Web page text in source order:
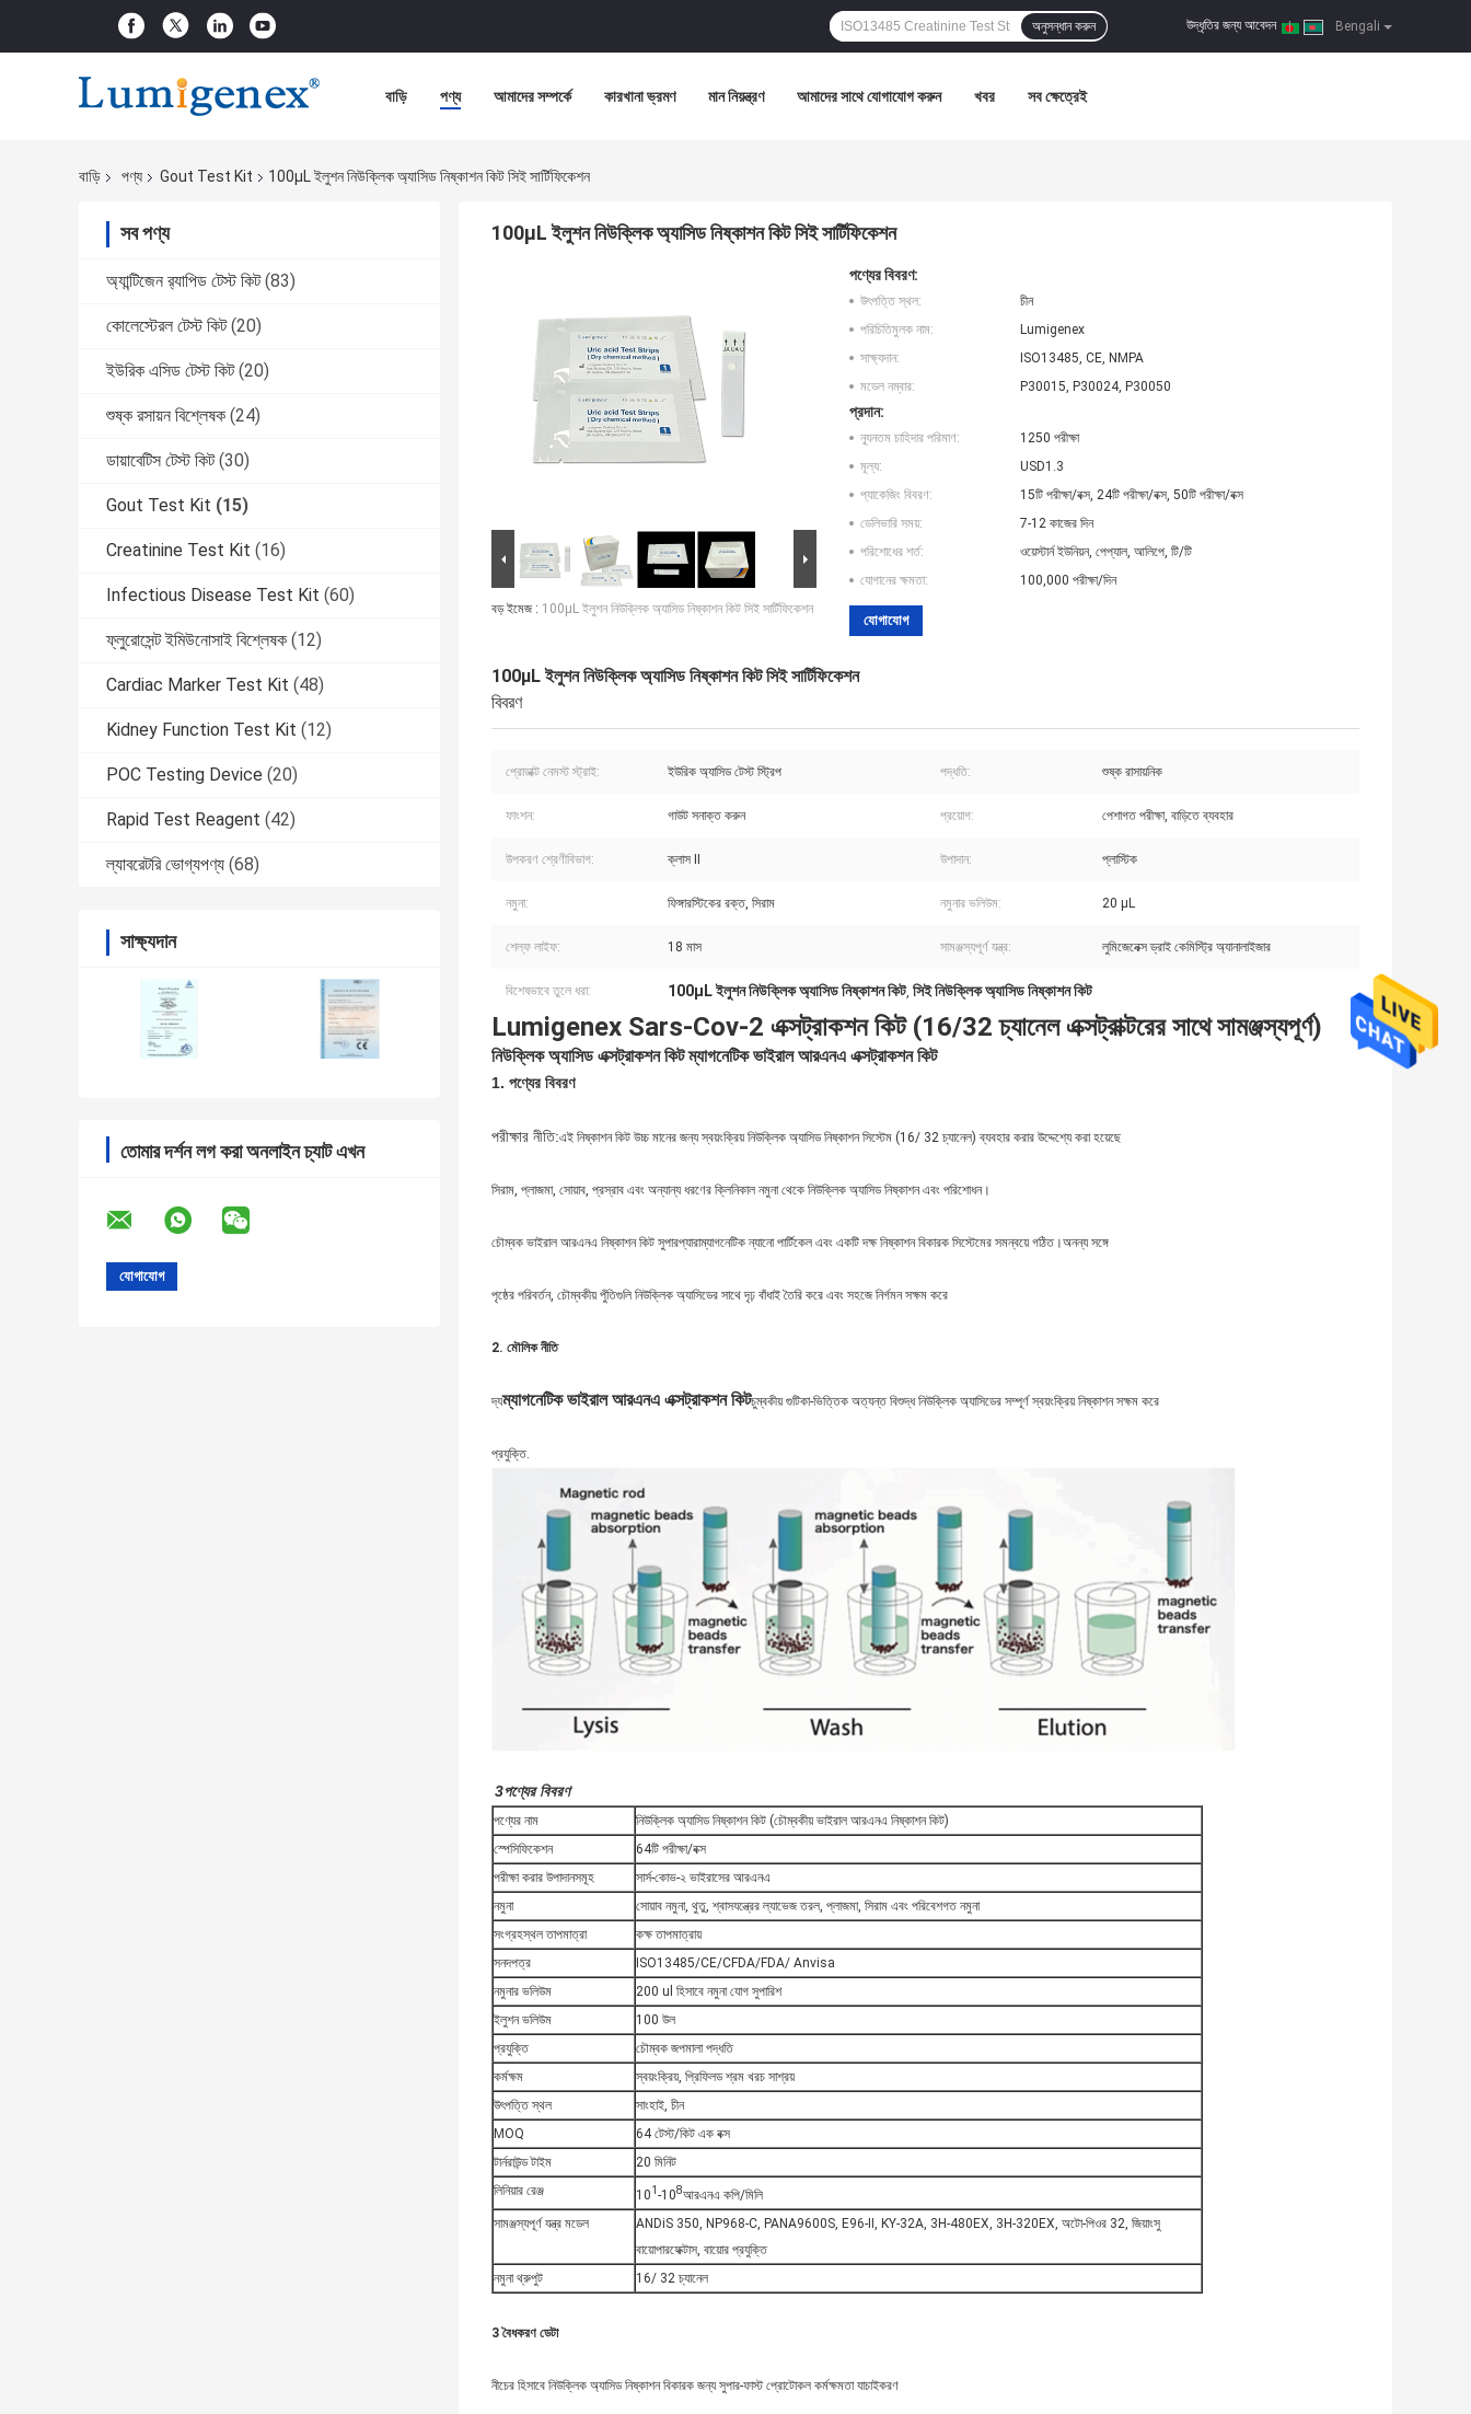
Bengali
উদ্ধৃতির জন্য আবেদন |
অনুসন্ধান করুন
বাড়ি পণ্য আমাদের সম্পর্কে কারখানা ভ্রমণ মান নিয়ন্ত্রণ আমাদের সাথে যোগাযোগ করুন খবর সব ক্ষেত্রেই
বাড়ি পণ্য Gout Test Kit 100μL ইলুশন নিউক্লিক অ্যাসিড নিষ্কাশন কিট সিই সার্টিফিকেশন
সব পণ্য
অ্যান্টিজেন র‌্যাপিড টেস্ট কিট (83)
কোলেস্টেরল টেস্ট কিট (20)
ইউরিক এসিড টেস্ট কিট (20)
শুষ্ক রসায়ন বিশ্লেষক (24)
ডায়াবেটিস টেস্ট কিট (30)
Gout Test Kit (15)
Creatinine Test Kit (16)
Infectious Disease Test Kit (60)
ফ্লুরোসেন্ট ইমিউনোসাই বিশ্লেষক (12)
Cardiac Marker Test Kit (48)
Kidney Function Test Kit (12)
POC Testing Device (20)
Rapid Test Reagent (42)
ল্যাবরেটরি ভোগ্যপণ্য (68)
সাক্ষ্যদান
তোমার দর্শন লগ করা অনলাইন চ্যাট এখন
100μL ইলুশন নিউক্লিক অ্যাসিড নিষ্কাশন কিট সিই সার্টিফিকেশন
বড় ইমেজ : 100μL ইলুশন নিউক্লিক অ্যাসিড নিষ্কাশন কিট সিই সার্টিফিকেশন
পণ্যের বিবরণ:
উৎপত্তি স্থল:
চীন
পরিচিতিমুলক নাম:
Lumigenex
সাক্ষ্যদান:
ISO13485, CE, NMPA
মডেল নম্বার:
P30015, P30024, P30050
প্রদান:
ন্যূনতম চাহিদার পরিমাণ:
1250 পরীক্ষা
মূল্য:
USD1.3
প্যাকেজিং বিবরণ:
15টি পরীক্ষা/বক্স, 24টি পরীক্ষা/বক্স, 50টি পরীক্ষা/বক্স
ডেলিভারি সময়:
7-12 কাজের দিন
পরিশোধের শর্ত:
ওয়েস্টার্ন ইউনিয়ন, পেপ্যাল, আলিপে, টি/টি
যোগানের ক্ষমতা:
100,000 পরীক্ষা/দিন
যোগাযোগ
100μL ইলুশন নিউক্লিক অ্যাসিড নিষ্কাশন কিট সিই সার্টিফিকেশন
বিবরণ
প্রোডাক্ট নেমস্ট স্ট্রাই: ইউরিক অ্যাসিড টেস্ট স্ট্রিপ পদ্ধতি: শুষ্ক রাসায়নিক
ফাংশন: গাউট সনাক্ত করুন প্রয়োগ: পেশাগত পরীক্ষা, বাড়িতে ব্যবহার
উপকরণ শ্রেণীবিভাগ: ক্লাস II উপাদান: প্লাস্টিক
নমুনা: ফিঙ্গারস্টিকের রক্ত, সিরাম নমুনার ভলিউম: 20 μL
শেল্ফ লাইফ: 18 মাস সামঞ্জস্যপূর্ণ যন্ত্র: লুমিজেনেক্স ড্রাই কেমিস্ট্রি অ্যানালাইজার
বিশেষভাবে তুলে ধরা: 100μL ইলুশন নিউক্লিক অ্যাসিড নিষ্কাশন কিট, সিই নিউক্লিক অ্যাসিড নিষ্কাশন কিট
Lumigenex Sars-Cov-2 এক্সট্রাকশন কিট (16/32 চ্যানেল এক্সট্রাক্টরের সাথে সামঞ্জস্যপূর্ণ)
নিউক্লিক অ্যাসিড এক্সট্রাকশন কিট ম্যাগনেটিক ভাইরাল আরএনএ এক্সট্রাকশন কিট
1. পণ্যের বিবরণ
পরীক্ষার নীতি:এই নিষ্কাশন কিট উচ্চ মানের জন্য স্বয়ংক্রিয় নিউক্লিক অ্যাসিড নিষ্কাশন সিস্টেম (16/ 32 চ্যানেল) ব্যবহার করার উদ্দেশ্যে করা হয়েছে
সিরাম, প্লাজমা, সোয়াব, প্রস্রাব এবং অন্যান্য ধরণের ক্লিনিকাল নমুনা থেকে নিউক্লিক অ্যাসিড নিষ্কাশন এবং পরিশোধন।
চৌম্বক ভাইরাল আরএনএ নিষ্কাশন কিট সুপারপ্যারাম্যাগনেটিক ন্যানো পার্টিকেল এবং একটি দক্ষ নিষ্কাশন বিকারক সিস্টেমের সমন্বয়ে গঠিত।অনন্য সঙ্গে
পৃষ্ঠের পরিবর্তন, চৌম্বকীয় পুঁতিগুলি নিউক্লিক অ্যাসিডের সাথে দৃঢ় বাঁধাই তৈরি করে এবং সহজে নির্গমন সক্ষম করে
2. মৌলিক নীতি
দ্যম্যাগনেটিক ভাইরাল আরএনএ এক্সট্রাকশন কিটচুম্বকীয় গুটিকা-ভিত্তিক অত্যন্ত বিশুদ্ধ নিউক্লিক অ্যাসিডের সম্পূর্ণ স্বয়ংক্রিয় নিষ্কাশন সক্ষম করে
প্রযুক্তি.
3পণ্যের বিবরণ
পণ্যের নাম
নিউক্লিক অ্যাসিড নিষ্কাশন কিট (চৌম্বকীয় ভাইরাল আরএনএ নিষ্কাশন কিট)
স্পেসিফিকেশন
64টি পরীক্ষা/বক্স
পরীক্ষা করার উপাদানসমূহ
সার্স-কোভ-২ ভাইরাসের আরএনএ
নমুনা
সোয়াব নমুনা, থুতু, শ্বাসযন্ত্রের ল্যাভেজ তরল, প্লাজমা, সিরাম এবং পরিবেশগত নমুনা
সংগ্রহস্থল তাপমাত্রা
কক্ষ তাপমাত্রায়
সনদপত্র
ISO13485/CE/CFDA/FDA/ Anvisa
নমুনার ভলিউম
200 ul হিসাবে নমুনা যোগ সুপারিশ
ইলুশন ভলিউম
100 উল
প্রযুক্তি
চৌম্বক জপমালা পদ্ধতি
কর্মক্ষম
স্বয়ংক্রিয়, প্রিফিলড শ্রম খরচ সাশ্রয়
উৎপত্তি স্থল
সাংহাই, চীন
MOQ
64 টেস্ট/কিট এক বক্স
টার্নরাউন্ড টাইম
20 মিনিট
লিনিয়ার রেঞ্জ
101 -108আরএনএ কপি/মিলি
সামঞ্জস্যপূর্ণ যন্ত্র মডেল
ANDiS 350, NP968-C, PANA9600S, E96-Ⅱ, KY-32A, 3H-480EX, 3H-320EX, অটো-পিওর 32, জিয়াংসু
বায়োপারফেক্টাস, বায়োর প্রযুক্তি
নমুনা থ্রুপুট
16/ 32 চ্যানেল
3 বৈধকরণ ডেটা
নীচের হিসাবে নিউক্লিক অ্যাসিড নিষ্কাশন বিকারক জন্য সুপার-ফাস্ট প্রোটোকল কর্মক্ষমতা যাচাইকরণ